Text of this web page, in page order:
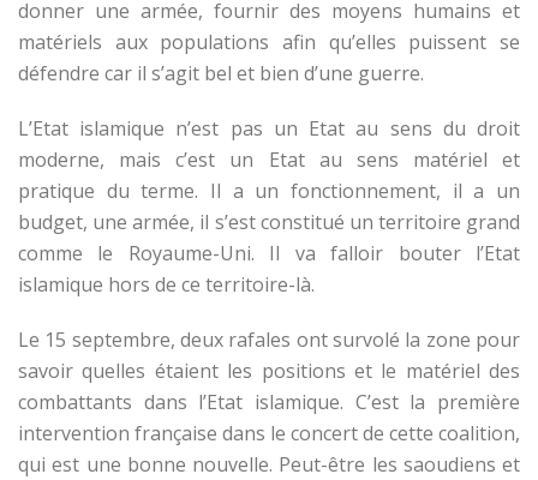
donner une armée, fournir des moyens humains et
matériels aux populations afin qu’elles puissent se
défendre car il s’agit bel et bien d’une guerre.
L’Etat islamique n’est pas un Etat au sens du droit
moderne, mais c’est un Etat au sens matériel et
pratique du terme. Il a un fonctionnement, il a un
budget, une armée, il s’est constitué un territoire grand
comme le Royaume-Uni. Il va falloir bouter l’Etat
islamique hors de ce territoire-là.
Le 15 septembre, deux rafales ont survolé la zone pour
savoir quelles étaient les positions et le matériel des
combattants dans l’Etat islamique. C’est la première
intervention française dans le concert de cette coalition,
qui est une bonne nouvelle. Peut-être les saoudiens et